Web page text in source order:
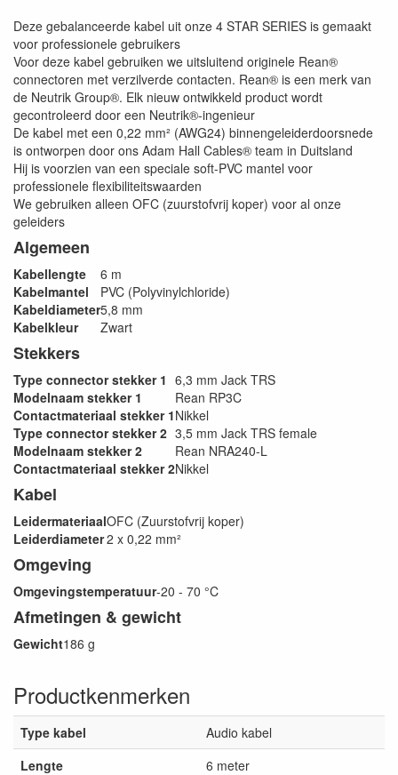
Deze gebalanceerde kabel uit onze 4 STAR SERIES is gemaakt
voor professionele gebruikers
Voor deze kabel gebruiken we uitsluitend originele Rean®
connectoren met verzilverde contacten. Rean® is een merk van
de Neutrik Group®. Elk nieuw ontwikkeld product wordt
gecontroleerd door een Neutrik®-ingenieur
De kabel met een 0,22 mm² (AWG24) binnengeleiderdoorsnede
is ontworpen door ons Adam Hall Cables® team in Duitsland
Hij is voorzien van een speciale soft-PVC mantel voor
professionele flexibiliteitswaarden
We gebruiken alleen OFC (zuurstofvrij koper) voor al onze
geleiders
Algemeen
Kabellengte
6 m
Kabelmantel
PVC (Polyvinylchloride)
Kabeldiameter5,8 mm
Kabelkleur
Zwart
Stekkers
Type connector stekker 1 6,3 mm Jack TRS
Modelnaam stekker 1
Rean RP3C
Contactmateriaal stekker 1Nikkel
Type connector stekker 2 3,5 mm Jack TRS female
Modelnaam stekker 2
Rean NRA240-L
Contactmateriaal stekker 2Nikkel
Kabel
LeidermateriaalOFC (Zuurstofvrij koper)
Leiderdiameter2 x 0,22 mm²
Omgeving
Omgevingstemperatuur-20 - 70 °C
Afmetingen & gewicht
Gewicht186 g
Productkenmerken
Type kabel
Audio kabel
Lengte
6 meter